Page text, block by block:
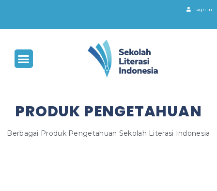
sign in
PRODUK PENGETAHUAN
Berbagai Produk Pengetahuan Sekolah Literasi Indonesia